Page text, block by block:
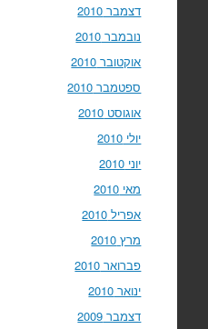
דצמבר 2010
נובמבר 2010
אוקטובר 2010
ספטמבר 2010
אוגוסט 2010
יולי 2010
יוני 2010
מאי 2010
אפריל 2010
מרץ 2010
פברואר 2010
ינואר 2010
דצמבר 2009